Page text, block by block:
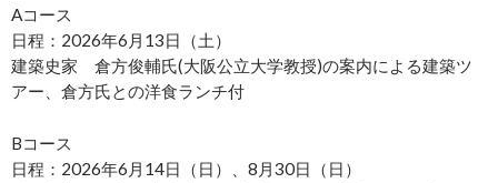
Aコース
日程：2026年6月13日（土）
建築史家 倉方俊輔氏(大阪公立大学教授)の案内による建築ツ
アー、倉方氏との洋食ランチ付
Bコース
日程：2026年6月14日（日）、8月30日（日）